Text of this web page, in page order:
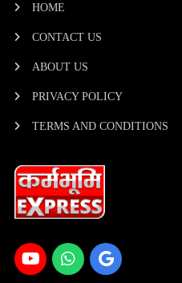
HOME
CONTACT US
ABOUT US
PRIVACY POLICY
TERMS AND CONDITIONS